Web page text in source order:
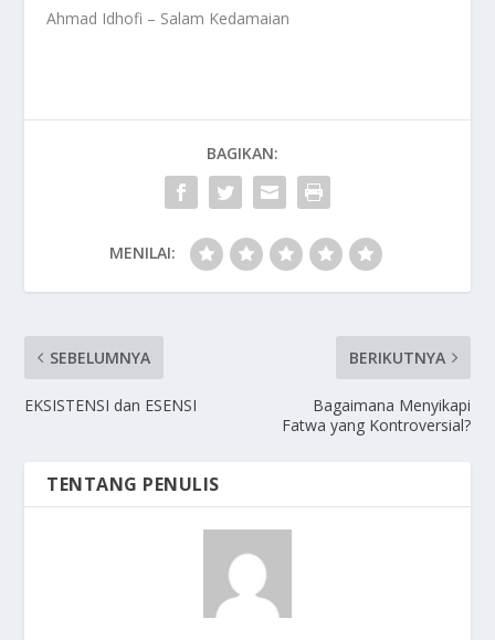
Ahmad Idhofi – Salam Kedamaian
BAGIKAN:
MENILAI:
SEBELUMNYA
EKSISTENSI dan ESENSI
BERIKUTNYA
Bagaimana Menyikapi
Fatwa yang Kontroversial?
TENTANG PENULIS